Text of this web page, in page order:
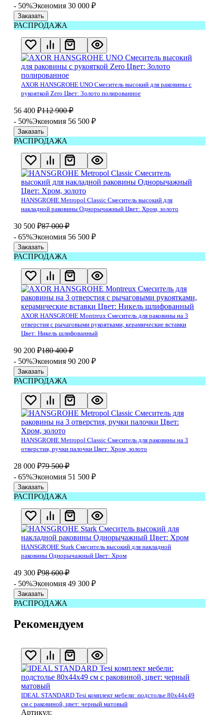
- 50%Экономия 30 000 ₽
Заказать
РАСПРОДАЖА
AXOR HANSGROHE UNO Смеситель высокий для раковины с
рукояткой Zero Цвет: Золото полированное
56 400 ₽112 900 ₽
- 50%Экономия 56 500 ₽
Заказать
РАСПРОДАЖА
HANSGROHE Metropol Classic Смеситель высокий для
накладной раковины Однорычажный Цвет: Хром, золото
30 500 ₽87 000 ₽
- 65%Экономия 56 500 ₽
Заказать
РАСПРОДАЖА
AXOR HANSGROHE Montreux Смеситель для раковины на 3
отверстия с рычаговыми рукоятками, керамические вставки
Цвет: Никель шлифованный
90 200 ₽180 400 ₽
- 50%Экономия 90 200 ₽
Заказать
РАСПРОДАЖА
HANSGROHE Metropol Classic Смеситель для раковины на 3
отверстия, ручки палочки Цвет: Хром, золото
28 000 ₽79 500 ₽
- 65%Экономия 51 500 ₽
Заказать
РАСПРОДАЖА
HANSGROHE Stark Смеситель высокий для накладной
раковины Однорычажный Цвет: Хром
49 300 ₽98 600 ₽
- 50%Экономия 49 300 ₽
Заказать
РАСПРОДАЖА
Рекомендуем
IDEAL STANDARD Tesi комплект мебели: подстолье 80x44x49
см с раковиной, цвет: черный матовый
Артикул: